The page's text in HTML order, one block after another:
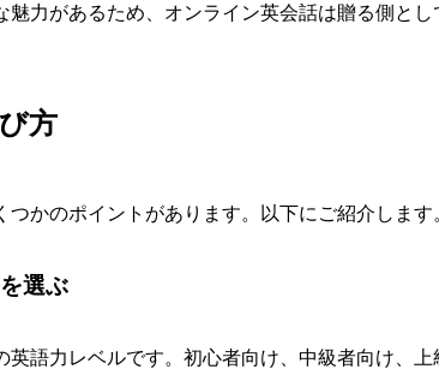
魅力があるため、オンライン英会話は贈る側と
方
かのポイントがあります。以下にご紹介します
選ぶ
英語力レベルです。初心者向け、中級者向け、